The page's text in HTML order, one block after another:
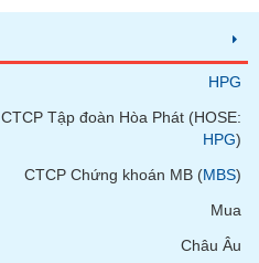
HPG
CTCP Tập đoàn Hòa Phát (HOSE:
HPG)
CTCP Chứng khoán MB (MBS)
Mua
Châu Âu
Chứng
Người liên quan Cổ đông lớn